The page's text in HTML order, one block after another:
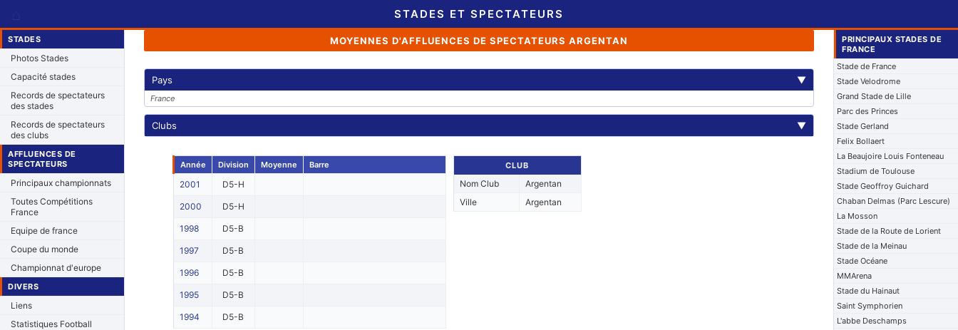
STADES ET SPECTATEURS
STADES
Photos Stades
Capacité stades
Records de spectateurs
des stades
Records de spectateurs
des clubs
AFFLUENCES DE
SPECTATEURS
Principaux championnats
Toutes Compétitions
France
Equipe de france
Coupe du monde
Championnat d'europe
DIVERS
Liens
Statistiques Football
MOYENNES D'AFFLUENCES DE SPECTATEURS ARGENTAN
Pays ▼
France
Clubs ▼
Année Division Moyenne Barre
2001 D5-H
2000 D5-H
1998 D5-B
1997 D5-B
1996 D5-B
1995 D5-B
1994 D5-B
CLUB
Nom Club
Argentan
Ville
Argentan
PRINCIPAUX STADES DE
FRANCE
Stade de France
Stade Velodrome
Grand Stade de Lille
Parc des Princes
Stade Gerland
Felix Bollaert
La Beaujoire Louis Fonteneau
Stadium de Toulouse
Stade Geoffroy Guichard
Chaban Delmas (Parc Lescure)
La Mosson
Stade de la Route de Lorient
Stade de la Meinau
Stade Océane
MMArena
Stade du Hainaut
Saint Symphorien
L'abbe Deschamps